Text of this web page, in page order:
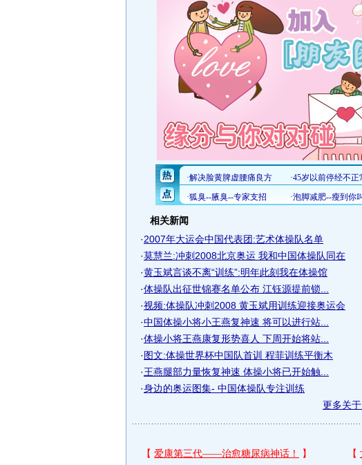
相关新闻
·2007年大运会中国代表团:艺术体操队名单
·莫慧兰:冲刺2008北京奥运 我和中国体操队同在
·黄玉斌言谈不离“训练”:明年此刻我在体操馆
·体操队出征世锦赛名单公布 江钰源提前锁...
·视频:体操队冲刺2008 黄玉斌用训练迎接奥运会
·中国体操小将小王燕复神速 将可以进行站...
·体操小将王燕康复形势喜人 下周开始将站...
·图文:体操世界杯中国队首训 程菲训练平衡木
·王燕腿部力量恢复神速 体操小将已开始触...
·身边的奥运图集- 中国体操队专注训练
更多关于